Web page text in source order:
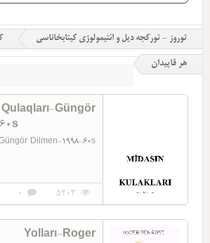
توروز - تورکجه دیل و ائتیمولوژی کیتابخاناسی
هر قاپیدان
Güngör
Dilmen-1998-60s
5203
0
Roger